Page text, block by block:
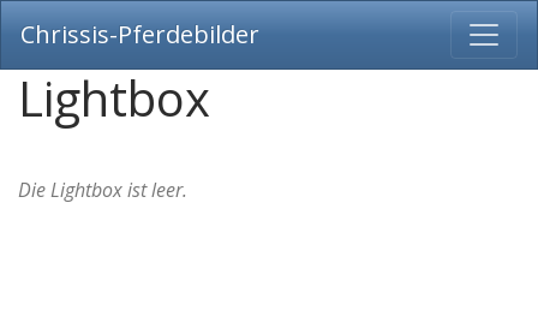
Chrissis-Pferdebilder
Lightbox
Die Lightbox ist leer.